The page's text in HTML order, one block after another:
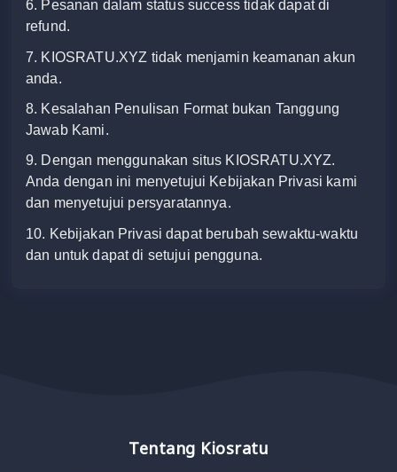
6. Pesanan dalam status success tidak dapat di
refund.
7. KIOSRATU.XYZ tidak menjamin keamanan akun
anda.
8. Kesalahan Penulisan Format bukan Tanggung
Jawab Kami.
9. Dengan menggunakan situs KIOSRATU.XYZ.
Anda dengan ini menyetujui Kebijakan Privasi kami
dan menyetujui persyaratannya.
10. Kebijakan Privasi dapat berubah sewaktu-waktu
dan untuk dapat di setujui pengguna.
Tentang Kiosratu